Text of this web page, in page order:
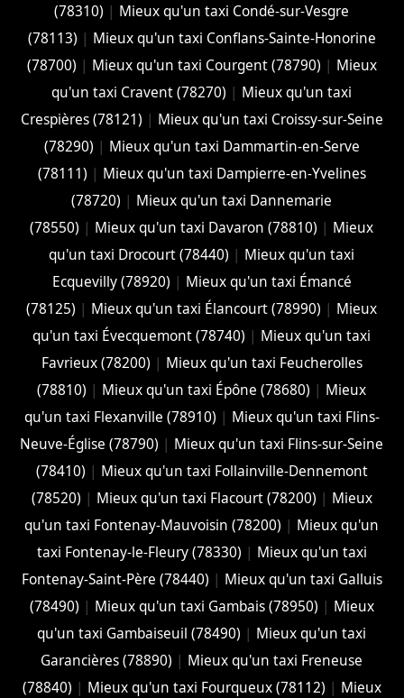
(78310) | Mieux qu'un taxi Condé-sur-Vesgre
(78113) | Mieux qu'un taxi Conflans-Sainte-Honorine
(78700) | Mieux qu'un taxi Courgent (78790) | Mieux
qu'un taxi Cravent (78270) | Mieux qu'un taxi
Crespières (78121) | Mieux qu'un taxi Croissy-sur-Seine
(78290) | Mieux qu'un taxi Dammartin-en-Serve
(78111) | Mieux qu'un taxi Dampierre-en-Yvelines
(78720) | Mieux qu'un taxi Dannemarie
(78550) | Mieux qu'un taxi Davaron (78810) | Mieux
qu'un taxi Drocourt (78440) | Mieux qu'un taxi
Ecquevilly (78920) | Mieux qu'un taxi Émancé
(78125) | Mieux qu'un taxi Élancourt (78990) | Mieux
qu'un taxi Évecquemont (78740) | Mieux qu'un taxi
Favrieux (78200) | Mieux qu'un taxi Feucherolles
(78810) | Mieux qu'un taxi Épône (78680) | Mieux
qu'un taxi Flexanville (78910) | Mieux qu'un taxi Flins-
Neuve-Église (78790) | Mieux qu'un taxi Flins-sur-Seine
(78410) | Mieux qu'un taxi Follainville-Dennemont
(78520) | Mieux qu'un taxi Flacourt (78200) | Mieux
qu'un taxi Fontenay-Mauvoisin (78200) | Mieux qu'un
taxi Fontenay-le-Fleury (78330) | Mieux qu'un taxi
Fontenay-Saint-Père (78440) | Mieux qu'un taxi Galluis
(78490) | Mieux qu'un taxi Gambais (78950) | Mieux
qu'un taxi Gambaiseuil (78490) | Mieux qu'un taxi
Garancières (78890) | Mieux qu'un taxi Freneuse
(78840) | Mieux qu'un taxi Fourqueux (78112) | Mieux